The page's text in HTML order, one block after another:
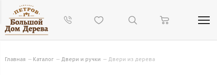
Главная — Каталог — Двери и ручки — Двери из дерева